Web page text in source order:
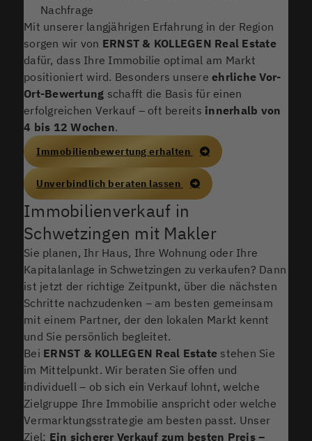
Nachfrage
Mit unserer langjährigen Erfahrung in der Region
sorgen wir von ERNST & KOLLEGEN Real Estate
dafür, dass Ihre Immobilie optimal am Markt
positioniert wird. Besonders unsereehrliche Vor-
Ort-Bewertung schafft die Basis für einen
erfolgreichen Verkauf – oft bereits innerhalb von
4 bis 12 Wochen.
Immobilienbewertung erhalten
Unverbindlich beraten lassen
Immobilienverkauf in
Schwetzingen mit Makler
Sie planen, Ihr Haus, Ihre Wohnung oder Ihre
Kapitalanlage in Schwetzingen zu verkaufen? Dann
ist jetzt der richtige Zeitpunkt, über die nächsten
Schritte nachzudenken – am besten gemeinsam
mit einem Partner, der den lokalen Markt kennt
und Sie persönlich begleitet.
Bei ERNST & KOLLEGEN Real Estate stehen Sie
im Mittelpunkt. Wir beraten Sie offen und
individuell – ob sich ein Verkauf lohnt, welche
Zielgruppe Ihre Immobilie anspricht oder welche
Vermarktungsstrategie am besten passt. Unser
Ziel: Ein sicherer Verkauf zum besten Preis –